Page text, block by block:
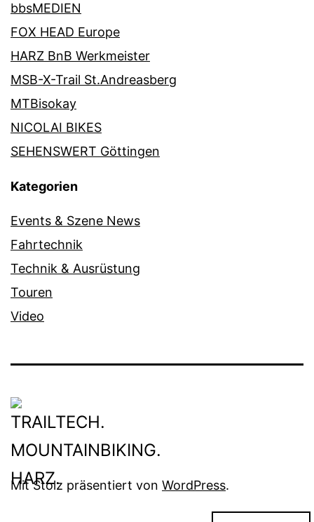
bbsMEDIEN
FOX HEAD Europe
HARZ BnB Werkmeister
MSB-X-Trail St.Andreasberg
MTBisokay
NICOLAI BIKES
SEHENSWERT Göttingen
Kategorien
Events & Szene News
Fahrtechnik
Technik & Ausrüstung
Touren
Video
Mit Stolz präsentiert von WordPress.